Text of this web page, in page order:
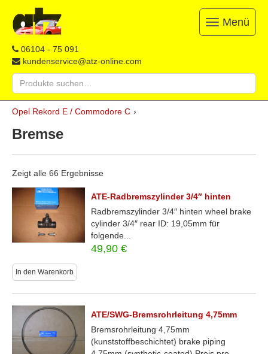
ATZ
Opel-
Ersatzteile
Restauration,
Reparatur
&
Ersatzteile
&
Onlineshop
06104 - 75 091
kundenservice@atz-online.com
Suche
nach:
Toggle
navigation
Menü
Skip
content
Opel Rekord E / Commodore C ›
Bremse
Zeigt alle 66 Ergebnisse
ATE-Radbremszylinder 3/4″ hinten
Radbremszylinder 3/4″ hinten wheel brake
cylinder 3/4″ rear ID: 19,05mm für
folgende...
49,90€
In den Warenkorb
ATE/SWG-Bremsrohrleitung 4,75mm
Bremsrohrleitung 4,75mm
(kunststoffbeschichtet) brake piping